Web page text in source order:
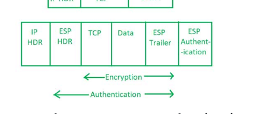
1. Encapsulating Security
Payload (ESP)
ESP cung cấp tính toàn vẹn (integrity), mã hóa (encryption), xác
thực (authentication) và chống phát lại dữ liệu (anti-replay) bằng
cách mã hóa IP headers và payload cho mỗi gói tin. Tuy nhiên,
trong chế độ Transport mode chỉ có payload được mã hóa.